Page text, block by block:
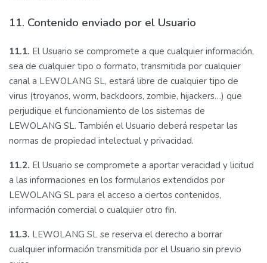
11. Contenido enviado por el Usuario
11.1. El Usuario se compromete a que cualquier información,
sea de cualquier tipo o formato, transmitida por cualquier
canal a LEWOLANG SL, estará libre de cualquier tipo de
virus (troyanos, worm, backdoors, zombie, hijackers…) que
perjudique el funcionamiento de los sistemas de
LEWOLANG SL. También el Usuario deberá respetar las
normas de propiedad intelectual y privacidad.
11.2. El Usuario se compromete a aportar veracidad y licitud
a las informaciones en los formularios extendidos por
LEWOLANG SL para el acceso a ciertos contenidos,
información comercial o cualquier otro fin.
11.3. LEWOLANG SL se reserva el derecho a borrar
cualquier información transmitida por el Usuario sin previo